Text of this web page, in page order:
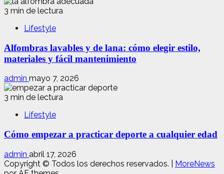
3 min de lectura
Lifestyle
Alfombras lavables y de lana: cómo elegir estilo,
materiales y fácil mantenimiento
admin mayo 7, 2026
3 min de lectura
Lifestyle
Cómo empezar a practicar deporte a cualquier edad
admin abril 17, 2026
Copyright © Todos los derechos reservados.
MoreNews